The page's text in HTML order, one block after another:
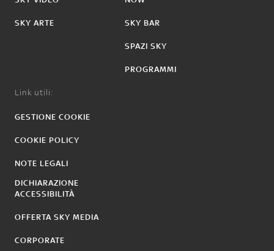
SKY ARTE SKY BAR
SPAZI SKY
PROGRAMMI
Link utili:
GESTIONE COOKIE
COOKIE POLICY
NOTE LEGALI
DICHIARAZIONE
ACCESSIBILITÀ
OFFERTA SKY MEDIA
CORPORATE